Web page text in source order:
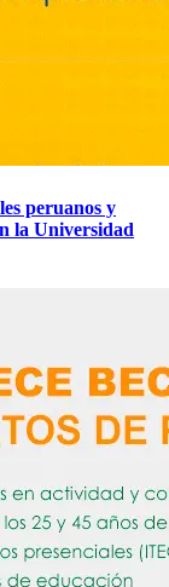
peruanos y
la Universidad